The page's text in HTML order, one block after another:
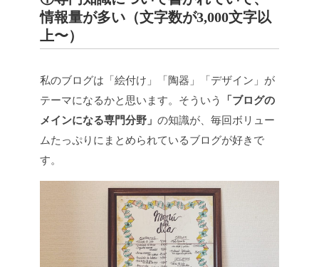
情報量が多い（文字数が3,000文字以
上〜）
私のブログは「絵付け」「陶器」「デザイン」が
テーマになるかと思います。そういう
「ブログの
メインになる専門分野」 の知識が、毎回ボリュー
ムたっぷりにまとめられているブログが好きで
す。